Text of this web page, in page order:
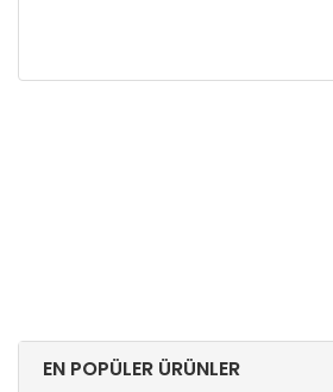
EN POPÜLER ÜRÜNLER